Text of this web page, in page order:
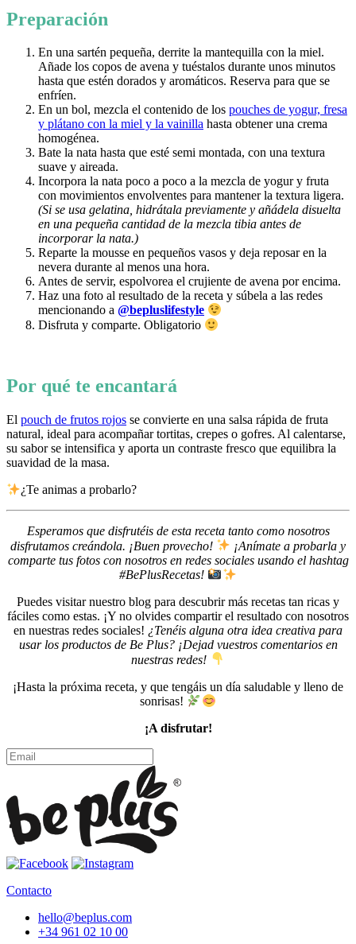
Preparación
En una sartén pequeña, derrite la mantequilla con la miel.
Añade los copos de avena y tuéstalos durante unos minutos
hasta que estén dorados y aromáticos. Reserva para que se
enfríen.
En un bol, mezcla el contenido de los pouches de yogur, fresa
y plátano con la miel y la vainilla hasta obtener una crema
homogénea.
Bate la nata hasta que esté semi montada, con una textura
suave y aireada.
Incorpora la nata poco a poco a la mezcla de yogur y fruta
con movimientos envolventes para mantener la textura ligera.
(Si se usa gelatina, hidrátala previamente y añádela disuelta
en una pequeña cantidad de la mezcla tibia antes de
incorporar la nata.)
Reparte la mousse en pequeños vasos y deja reposar en la
nevera durante al menos una hora.
Antes de servir, espolvorea el crujiente de avena por encima.
Haz una foto al resultado de la receta y súbela a las redes
mencionando a @bepluslifestyle
Disfruta y comparte. Obligatorio
Por qué te encantará
El pouch de frutos rojos se convierte en una salsa rápida de fruta
natural, ideal para acompañar tortitas, crepes o gofres. Al calentarse,
su sabor se intensifica y aporta un contraste fresco que equilibra la
suavidad de la masa.
¿Te animas a probarlo?
Esperamos que disfrutéis de esta receta tanto como nosotros
disfrutamos creándola. ¡Buen provecho!
¡Anímate a probarla y
comparte tus fotos con nosotros en redes sociales usando el hashtag
#BePlusRecetas!
Puedes visitar nuestro blog para descubrir más recetas tan ricas y
fáciles como estas. ¡Y no olvides compartir el resultado con nosotros
en nuestras redes sociales! ¿Tenéis alguna otra idea creativa para
usar los productos de Be Plus? ¡Dejad vuestros comentarios en
nuestras redes!
¡Hasta la próxima receta, y que tengáis un día saludable y lleno de
sonrisas!
¡A disfrutar!
Contacto
hello@beplus.com
+34 961 02 10 00